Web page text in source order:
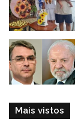
Mais vistos